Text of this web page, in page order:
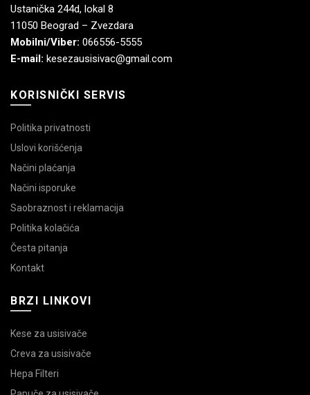
Ustanička 244d, lokal 8
11050 Beograd – Zvezdara
Mobilni/Viber: 066556-5555
E-mail: kesezausisivac@gmail.com
KORISNIČKI SERVIS
Politika privatnosti
Uslovi korišćenja
Načini plaćanja
Načini isporuke
Saobraznost i reklamacija
Politika kolačića
Česta pitanja
Kontakt
BRZI LINKOVI
Kese za usisivače
Creva za usisivače
Hepa Filteri